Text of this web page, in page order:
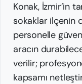
Konak, İzmir’in
sokaklar ilçenin
personelle
aracın
verilir;
kapsamı